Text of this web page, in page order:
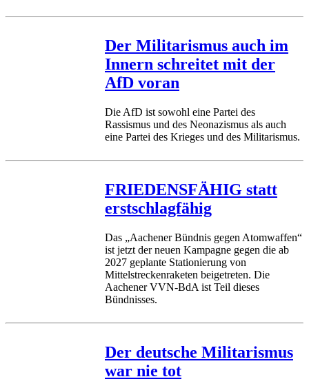
Der Militarismus auch im
Innern schreitet mit der
AfD voran
Die AfD ist sowohl eine Partei des
Rassismus und des Neonazismus als auch
eine Partei des Krieges und des Militarismus.
FRIEDENSFÄHIG statt
erstschlagfähig
Das „Aachener Bündnis gegen Atomwaffen“
ist jetzt der neuen Kampagne gegen die ab
2027 geplante Stationierung von
Mittelstreckenraketen beigetreten. Die
Aachener VVN-BdA ist Teil dieses
Bündnisses.
Der deutsche Militarismus
war nie tot